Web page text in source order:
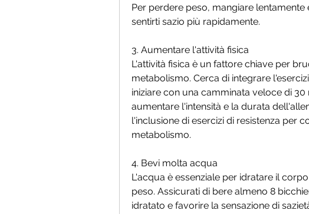
Per perdere peso, mangiare
sentirti sazio più rapidamente.
3. Aumentare l'attività fisica
L'attività fisica è un fattore chiave per
metabolismo. Cerca di integrare
iniziare con una camminata veloce di
aumentare l'intensità e la durata
l'inclusione di esercizi di resistenza per
metabolismo.
4. Bevi molta acqua
L'acqua è essenziale per idratare il
peso. Assicurati di bere almeno 8
idratato e favorire la sensazione di